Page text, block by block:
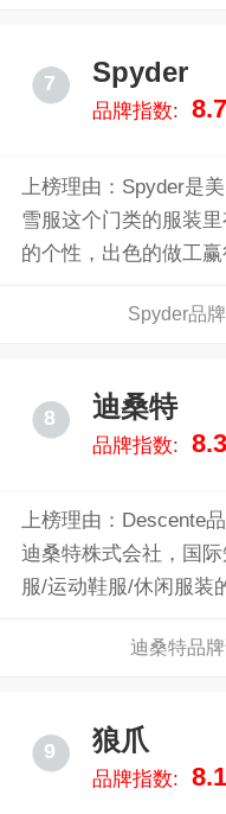
7 Spyder
品牌指数: 8.7
上榜理由：Spyder是
雪服这个门类的服装
的个性，出色的做工
Spyder品
8 迪桑特
品牌指数: 8.3
上榜理由：Descente
迪桑特株式会社，国
服/运动鞋服/休闲服装
迪桑特品
9 狼爪
品牌指数: 8.1